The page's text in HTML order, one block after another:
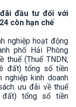
đầu tư đối với
còn hạn chế
nghiệp hoạt động
phố Hải Phòng
(Thuế TNDN,
đất) tổng số tiền
nghiệp kinh doanh
ưu đãi về thuế
đất) tổng số tiền